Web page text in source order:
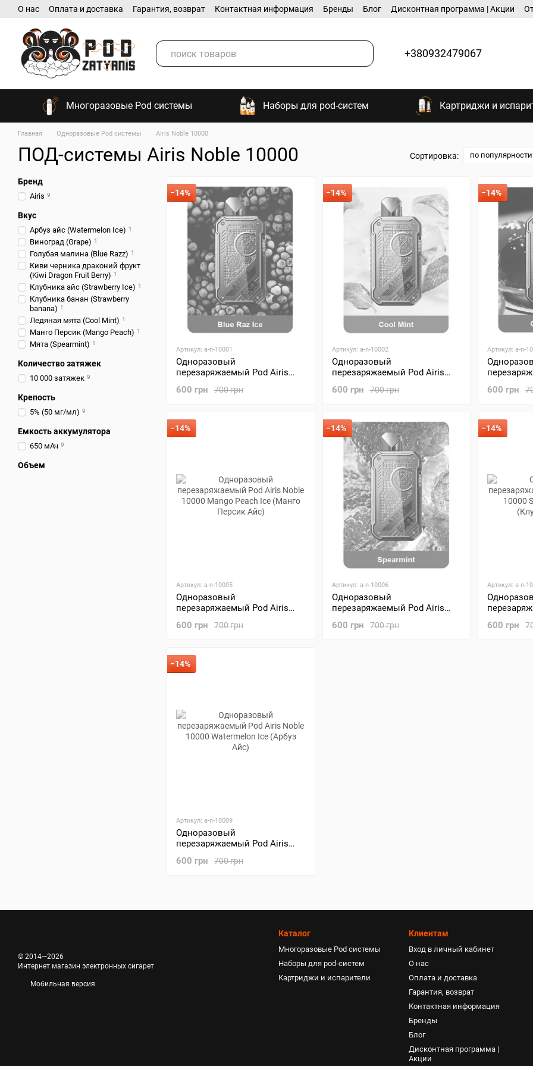
Перейти к основному контенту
О нас Оплата и доставка Гарантия, возврат Контактная информация Бренды Блог Дисконтная программа | Акции
+380932479067
Многоразовые Pod системы Наборы для pod-систем Картриджи и
Главная Одноразовые Pod системы Airis Noble 10000
ПОД-системы Airis Noble 10000 Сортировка: по популярности
−14%
Артикул: a-n-10001
Одноразовый
перезаряжаемый Pod Airis
(Синяя Малина Айс)
700 грн
600 грн
−14%
Артикул: a-n-10002
Одноразовый
перезаряжаемый Pod Airis
(Ментол Айс)
700 грн
600 грн
−14%
Артикул: a-n-
600 грн
−14%
Артикул: a-n-10005
Одноразовый
перезаряжаемый Pod Airis
(Манго Персик Айс)
700 грн
600 грн
−14%
Артикул: a-n-10006
Одноразовый
перезаряжаемый Pod Airis
(Ментол)700 грн
600 грн
−14%
Артикул: a-n-
(Клубника
600 грн
−14%
Артикул: a-n-10009
Одноразовый
перезаряжаемый Pod Airis
(Арбуз Айс)700 грн
600 грн
Бренд
Airis 9
Вкус
Арбуз айс (Watermelon Ice) 1
Виноград (Grape) 1
Голубая малина (Blue Razz) 1
Киви черника драконий фрукт
(Kiwi Dragon Fruit Berry) 1
Клубника айс (Strawberry Ice) 1
Клубника банан (Strawberry
banana) 1
Ледяная мята (Cool Mint) 1
Манго Персик (Mango Peach) 1
Мята (Spearmint) 1
Количество затяжек
10 000 затяжек 9
Крепость
5% (50 мг/мл) 9
Емкость аккумулятора
650 мАч 9
Объем
© 2014—2026
Интернет магазин электронных сигарет
Мобильная версия
Каталог
Многоразовые Pod системы
Наборы для pod-систем
Картриджи и испарители
Клиентам
Вход в личный кабинет
О нас
Оплата и доставка
Гарантия, возврат
Контактная информация
Бренды
Блог
Дисконтная программа |
Акции